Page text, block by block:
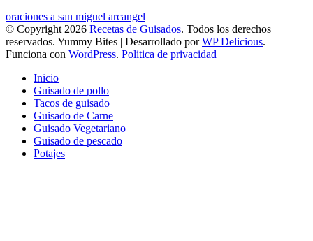
oraciones a san miguel arcangel
© Copyright 2026 Recetas de Guisados. Todos los derechos
reservados. Yummy Bites | Desarrollado porWP Delicious.
Funciona con WordPress. Politica de privacidad
Inicio
Guisado de pollo
Tacos de guisado
Guisado de Carne
Guisado Vegetariano
Guisado de pescado
Potajes